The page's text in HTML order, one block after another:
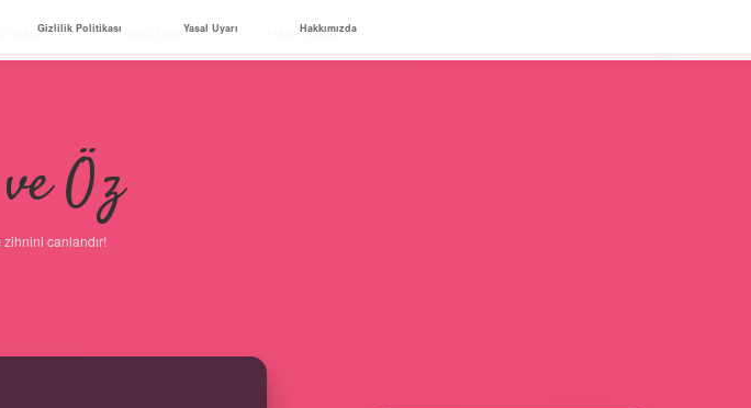
Yasal Uyarı Hakkımızda
Öz
zihnini canlandır!
Gizlilik Politikası Yasal Uyarı Hakkımızda